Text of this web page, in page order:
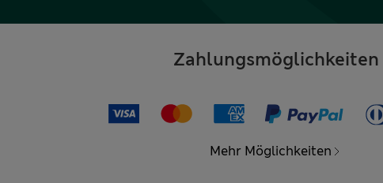
Zahlungsmöglichkeiten
Mehr Möglichkeiten